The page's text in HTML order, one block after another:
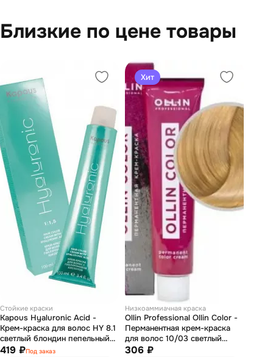
Близкие по цене товары
Стойкие краски
Kapous Hyaluronic Acid -
Крем-краска для волос HY 8.1
светлый блондин пепельный
100 мл
419 ₽Под заказ
Хит
Низкоаммиачная краска
Ollin Professional Ollin Color -
Перманентная крем-краска
для волос 10/03 светлый
блондин прозрачно-
306 ₽